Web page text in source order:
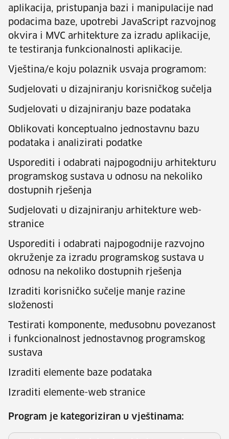
aplikacija, pristupanja bazi i manipulacije nad
podacima baze, upotrebi JavaScript razvojnog
okvira i MVC arhitekture za izradu aplikacije,
te testiranja funkcionalnosti aplikacije.
Vještina/e koju polaznik usvaja programom:
Sudjelovati u dizajniranju korisničkog sučelja
Sudjelovati u dizajniranju baze podataka
Oblikovati konceptualno jednostavnu bazu
podataka i analizirati podatke
Usporediti i odabrati najpogodniju arhitekturu
programskog sustava u odnosu na nekoliko
dostupnih rješenja
Sudjelovati u dizajniranju arhitekture web-
stranice
Usporediti i odabrati najpogodnije razvojno
okruženje za izradu programskog sustava u
odnosu na nekoliko dostupnih rješenja
Izraditi korisničko sučelje manje razine
složenosti
Testirati komponente, međusobnu povezanost
i funkcionalnost jednostavnog programskog
sustava
Izraditi elemente baze podataka
Izraditi elemente-web stranice
Program je kategoriziran u vještinama: